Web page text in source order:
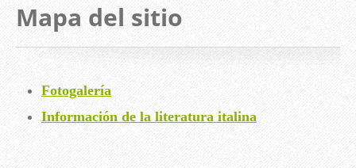
Mapa del sitio
Fotogalería
Información de la literatura italina